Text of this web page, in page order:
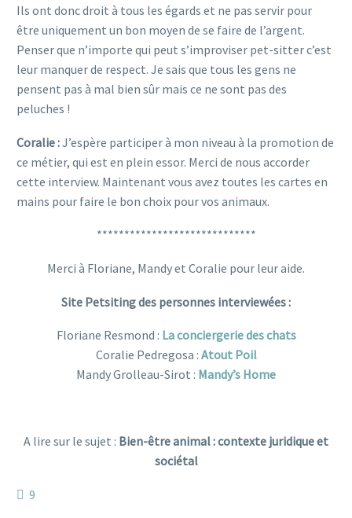
Ils ont donc droit à tous les égards et ne pas servir pour
être uniquement un bon moyen de se faire de l’argent.
Penser que n’importe qui peut s’improviser pet-sitter c’est
leur manquer de respect. Je sais que tous les gens ne
pensent pas à mal bien sûr mais ce ne sont pas des
peluches !
Coralie :J’espère participer à mon niveau à la promotion de
ce métier, qui est en plein essor. Merci de nous accorder
cette interview. Maintenant vous avez toutes les cartes en
mains pour faire le bon choix pour vos animaux.
*****************************
Merci à Floriane, Mandy et Coralie pour leur aide.
Site Petsiting des personnes interviewées :
Floriane Resmond : La conciergerie des chats
Coralie Pedregosa : Atout Poil
Mandy Grolleau-Sirot : Mandy’s Home
A lire sur le sujet : Bien-être animal : contexte juridique et
sociétal
9